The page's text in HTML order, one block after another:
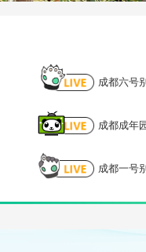
成都六号
成都成年
成都一号